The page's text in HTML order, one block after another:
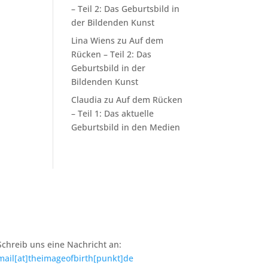
– Teil 2: Das Geburtsbild in
der Bildenden Kunst
Lina Wiens zuAuf dem
Rücken – Teil 2: Das
Geburtsbild in der
Bildenden Kunst
Claudia zuAuf dem Rücken
– Teil 1: Das aktuelle
Geburtsbild in den Medien
uns eine Nachricht an: